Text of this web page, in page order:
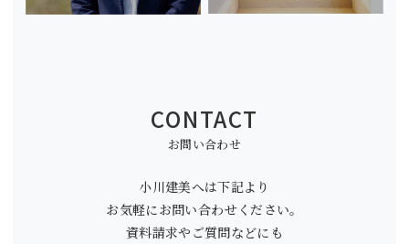
CONTACT
お問い合わせ
小川建美へは下記より
お気軽にお問い合わせください。
資料請求やご質問などにも